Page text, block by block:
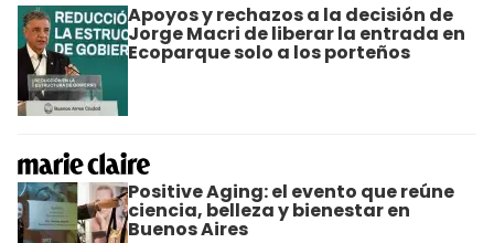
Apoyos y rechazos a la decisión de
Jorge Macri de liberar la entrada en
Ecoparque solo a los porteños
Positive Aging: el evento que reúne
ciencia, belleza y bienestar en
Buenos Aires